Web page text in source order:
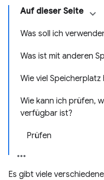
Auf dieser Seite
Was soll ich
Was ist mit anderen
Wie viel Speicherplatz
Wie kann ich prüfen,
verfügbar ist?
Prüfen
Es gibt viele